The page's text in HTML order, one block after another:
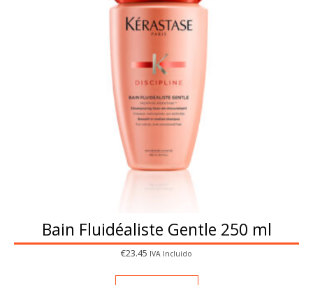
Bain Fluidéaliste Gentle 250 ml
€23.45 IVA Incluído